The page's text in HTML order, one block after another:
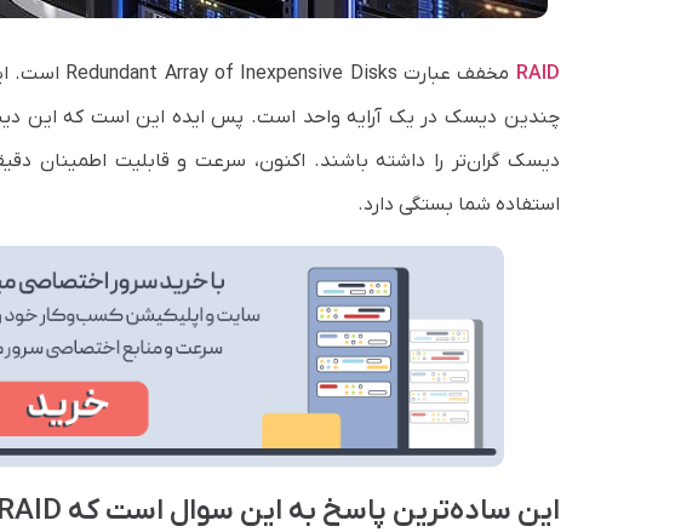
RAID
چندین دیسک در یک آرایه واحد است. پس ایده این است که این
استفاده شما بستگی دارد.
این ساده‌ترین پاسخ به این سوال است که RAID چیست؟